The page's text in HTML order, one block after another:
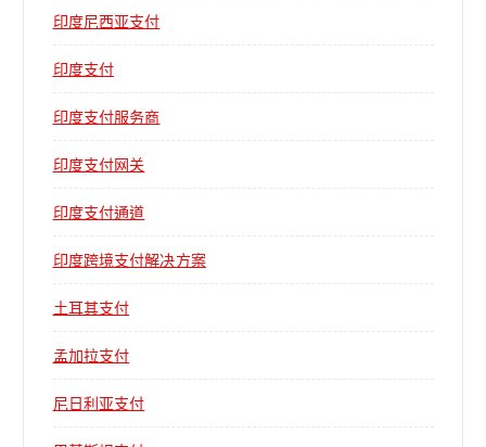
印度尼西亚支付
印度支付
印度支付服务商
印度支付网关
印度支付通道
印度跨境支付解决方案
土耳其支付
孟加拉支付
尼日利亚支付